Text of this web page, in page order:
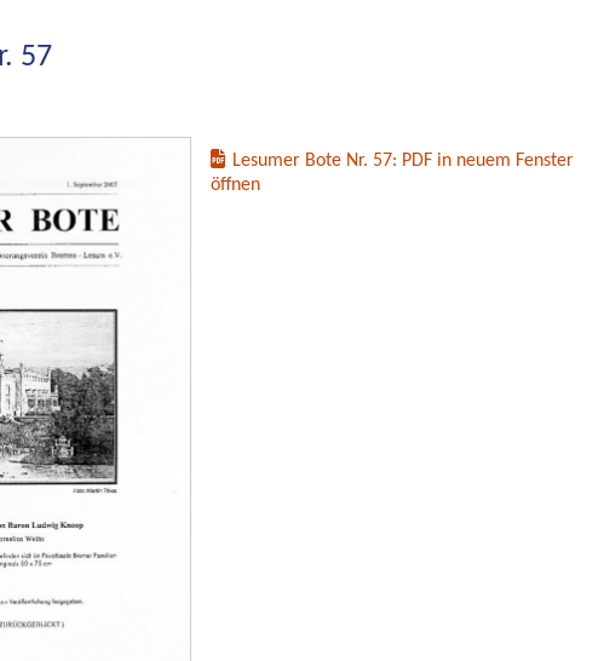
57
Lesumer Bote Nr. 57: PDF in neuem Fenster
öffnen